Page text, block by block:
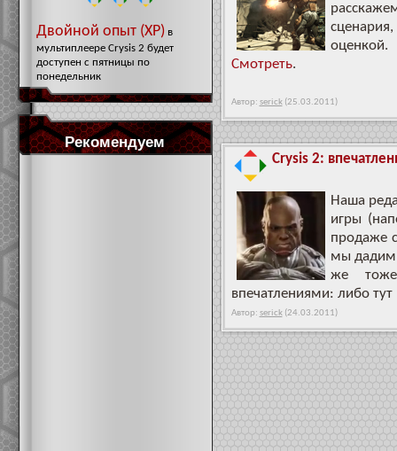
Двойной опыт (XP)в
мультиплеере Crysis 2 будет
доступен с пятницы по
понедельник
Рекомендуем
оценкой.
Смотреть.
Автор: serick(25.03.2011)
Crysis 2:
Наша
игры
продаже
мы дадим
же тоже
впечатлениями: либо
Автор: serick(24.03.2011)